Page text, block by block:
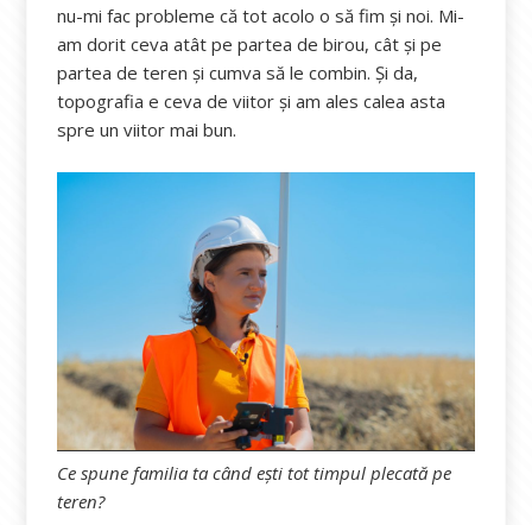
nu-mi fac probleme că tot acolo o să fim și noi. Mi-
am dorit ceva atât pe partea de birou, cât și pe
partea de teren și cumva să le combin. Și da,
topografia e ceva de viitor și am ales calea asta
spre un viitor mai bun.
Ce spune familia ta când ești tot timpul plecată pe
teren?